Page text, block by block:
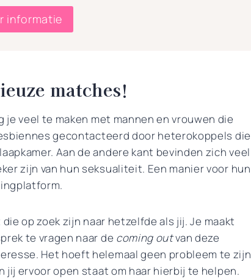
informatie
matches!
veel te maken met mannen en vrouwen die
gecontacteerd door heterokoppels die
Aan de andere kant bevinden zich veel
zijn van hun seksualiteit. Een manier voor hun
op zoek zijn naar hetzelfde als jij. Je maakt
te vragen naar de coming outvan deze
Het hoeft helemaal geen probleem te zijn
jij ervoor open staat om haar hierbij te helpen.